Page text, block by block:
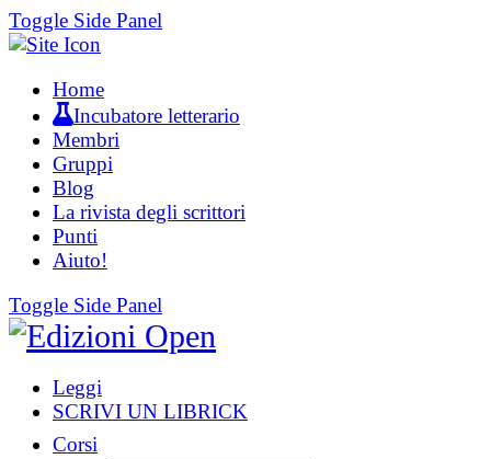
Toggle Side Panel
Home
Incubatore letterario
Membri
Gruppi
Blog
La rivista degli scrittori
Punti
Aiuto!
Toggle Side Panel
Leggi
SCRIVI UN LIBRICK
Corsi